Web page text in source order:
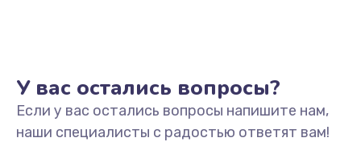
У вас остались вопросы?
Если у вас остались вопросы напишите нам,
наши специалисты с радостью ответят вам!